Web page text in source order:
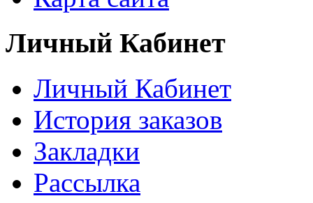
Личный Кабинет
Личный Кабинет
История заказов
Закладки
Рассылка